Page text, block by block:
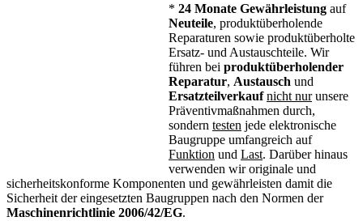
* 24 Monate Gewährleistung auf
Neuteile, produktüberholende
Reparaturen sowie produktüberholte
Ersatz- und Austauschteile. Wir
führen bei produktüberholender
Reparatur, Austausch und
Ersatzteilverkauf nicht nurunsere
Präventivmaßnahmen durch,
sondern testen jede elektronische
Baugruppe umfangreich auf
Funktion und Last. Darüber hinaus
verwenden wir originale und
sicherheitskonforme Komponenten und gewährleisten damit die
Sicherheit der eingesetzten Baugruppen nach den Normen der
Maschinenrichtlinie 2006/42/EG.